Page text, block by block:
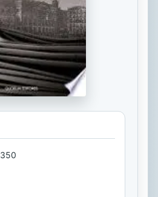
350